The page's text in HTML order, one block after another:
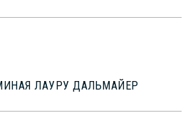
ЛАУРУ ДАЛЬМАЙЕР